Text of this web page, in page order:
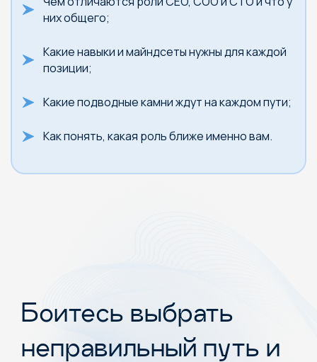
них общего;
Какие навыки и майндсеты нужны для каждой
позиции;
Какие подводные камни ждут на каждом пути;
Как понять, какая роль ближе именно вам.
Боитесь выбрать
неправильный путь и